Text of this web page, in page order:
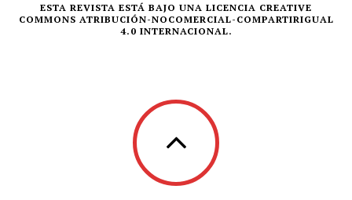
ESTA REVISTA ESTÁ BAJO UNA LICENCIA CREATIVE
COMMONS ATRIBUCIÓN-NOCOMERCIAL-COMPARTIRIGUAL
4.0 INTERNACIONAL.